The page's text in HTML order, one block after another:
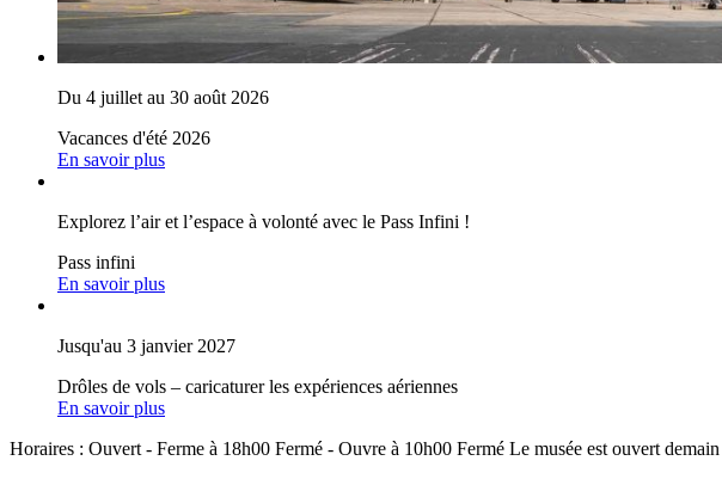
Du 4 juillet au 30 août 2026
Vacances d'été 2026
En savoir plus
Explorez l’air et l’espace à volonté avec le Pass Infini !
Pass infini
En savoir plus
Jusqu'au 3 janvier 2027
Drôles de vols – caricaturer les expériences aériennes
En savoir plus
Horaires : Ouvert- Ferme à 18h00 Fermé - Ouvre à 10h00 Fermé Le musée est ouvert demain